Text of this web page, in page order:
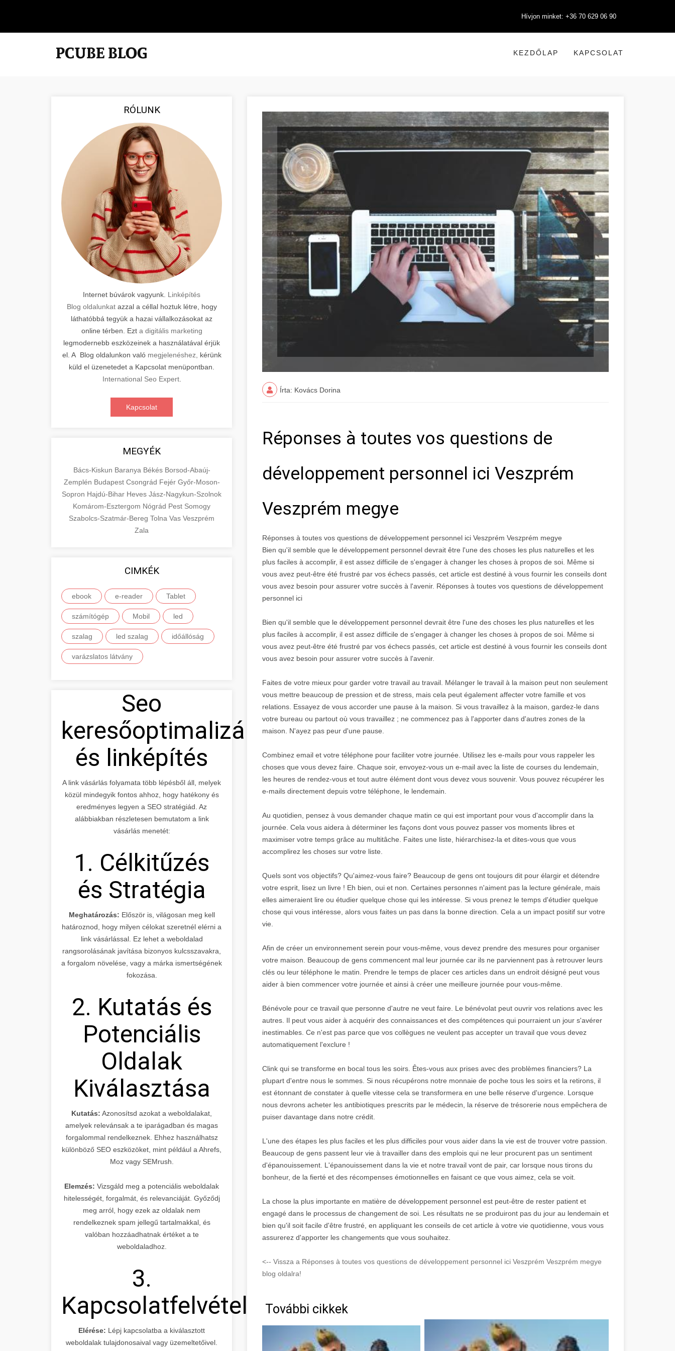
Hívjon minket: +36 70 629 06 90
KEZDŐLAP KAPCSOLAT
RÓLUNK
Internet búvárok vagyunk. Linképítés
Blog oldalunkatazzal a céllal hoztuk létre, hogy
láthatóbbá tegyük a hazai vállalkozásokat az
online térben. Ezt a digitális marketing
legmodernebb eszközeinek a használatával érjük
el. A Blog oldalunkon való megjelenéshez,
kérünk
küld el üzenetedet a Kapcsolat menüpontban.
International Seo Expert.
Kapcsolat
MEGYÉK
Bács-Kiskun Baranya Békés Borsod-Abaúj-
Zemplén Budapest Csongrád Fejér Győr-Moson-
Sopron Hajdú-Bihar Heves Jász-Nagykun-Szolnok
Komárom-Esztergom Nógrád Pest Somogy
Szabolcs-Szatmár-Bereg Tolna Vas Veszprém
Zala
CIMKÉK
ebook e-reader Tablet
számítógép Mobil led
szalag led szalag időállóság
varázslatos látvány
Seo
keresőoptimalizálás
és linképítés
A link vásárlás folyamata több lépésből áll, melyek
közül mindegyik fontos ahhoz, hogy hatékony és
eredményes legyen a SEO stratégiád. Az
alábbiakban részletesen bemutatom a link
vásárlás menetét:
1. Célkitűzés
és Stratégia
Meghatározás: Először is, világosan meg kell
határoznod, hogy milyen célokat szeretnél elérni a
link vásárlással. Ez lehet a weboldalad
rangsorolásának javítása bizonyos kulcsszavakra,
a forgalom növelése, vagy a márka ismertségének
fokozása.
2. Kutatás és
Potenciális
Oldalak
Kiválasztása
Kutatás: Azonosítsd azokat a weboldalakat,
amelyek relevánsak a te iparágadban és magas
forgalommal rendelkeznek. Ehhez használhatsz
különböző SEO eszközöket, mint például a Ahrefs,
Moz vagy SEMrush.
Elemzés: Vizsgáld meg a potenciális weboldalak
hitelességét, forgalmát, és relevanciáját. Győződj
meg arról, hogy ezek az oldalak nem
rendelkeznek spam jellegű tartalmakkal, és
valóban hozzáadhatnak értéket a te
weboldaladhoz.
3.
Kapcsolatfelvétel
Elérése: Lépj kapcsolatba a kiválasztott
weboldalak tulajdonosaival vagy üzemeltetőivel.
Írta: Kovács Dorina
Réponses à toutes vos questions de
développement personnel ici Veszprém
Veszprém megye
Réponses à toutes vos questions de développement personnel ici Veszprém Veszprém megye
Bien qu'il semble que le développement personnel devrait être l'une des choses les plus naturelles et les
plus faciles à accomplir, il est assez difficile de s'engager à changer les choses à propos de soi. Même si
vous avez peut-être été frustré par vos échecs passés, cet article est destiné à vous fournir les conseils dont
vous avez besoin pour assurer votre succès à l'avenir. Réponses à toutes vos questions de développement
personnel ici
Bien qu'il semble que le développement personnel devrait être l'une des choses les plus naturelles et les
plus faciles à accomplir, il est assez difficile de s'engager à changer les choses à propos de soi. Même si
vous avez peut-être été frustré par vos échecs passés, cet article est destiné à vous fournir les conseils dont
vous avez besoin pour assurer votre succès à l'avenir.
Faites de votre mieux pour garder votre travail au travail. Mélanger le travail à la maison peut non seulement
vous mettre beaucoup de pression et de stress, mais cela peut également affecter votre famille et vos
relations. Essayez de vous accorder une pause à la maison. Si vous travaillez à la maison, gardez-le dans
votre bureau ou partout où vous travaillez ; ne commencez pas à l'apporter dans d'autres zones de la
maison. N'ayez pas peur d'une pause.
Combinez email et votre téléphone pour faciliter votre journée. Utilisez les e-mails pour vous rappeler les
choses que vous devez faire. Chaque soir, envoyez-vous un e-mail avec la liste de courses du lendemain,
les heures de rendez-vous et tout autre élément dont vous devez vous souvenir. Vous pouvez récupérer les
e-mails directement depuis votre téléphone, le lendemain.
Au quotidien, pensez à vous demander chaque matin ce qui est important pour vous d'accomplir dans la
journée. Cela vous aidera à déterminer les façons dont vous pouvez passer vos moments libres et
maximiser votre temps grâce au multitâche. Faites une liste, hiérarchisez-la et dites-vous que vous
accomplirez les choses sur votre liste.
Quels sont vos objectifs? Qu'aimez-vous faire? Beaucoup de gens ont toujours dit pour élargir et détendre
votre esprit, lisez un livre ! Eh bien, oui et non. Certaines personnes n'aiment pas la lecture générale, mais
elles aimeraient lire ou étudier quelque chose qui les intéresse. Si vous prenez le temps d'étudier quelque
chose qui vous intéresse, alors vous faites un pas dans la bonne direction. Cela a un impact positif sur votre
vie.
Afin de créer un environnement serein pour vous-même, vous devez prendre des mesures pour organiser
votre maison. Beaucoup de gens commencent mal leur journée car ils ne parviennent pas à retrouver leurs
clés ou leur téléphone le matin. Prendre le temps de placer ces articles dans un endroit désigné peut vous
aider à bien commencer votre journée et ainsi à créer une meilleure journée pour vous-même.
Bénévole pour ce travail que personne d'autre ne veut faire. Le bénévolat peut ouvrir vos relations avec les
autres. Il peut vous aider à acquérir des connaissances et des compétences qui pourraient un jour s'avérer
inestimables. Ce n'est pas parce que vos collègues ne veulent pas accepter un travail que vous devez
automatiquement l'exclure !
Clink qui se transforme en bocal tous les soirs. Êtes-vous aux prises avec des problèmes financiers? La
plupart d'entre nous le sommes. Si nous récupérons notre monnaie de poche tous les soirs et la retirons, il
est étonnant de constater à quelle vitesse cela se transformera en une belle réserve d'urgence. Lorsque
nous devrons acheter les antibiotiques prescrits par le médecin, la réserve de trésorerie nous empêchera de
puiser davantage dans notre crédit.
L'une des étapes les plus faciles et les plus difficiles pour vous aider dans la vie est de trouver votre passion.
Beaucoup de gens passent leur vie à travailler dans des emplois qui ne leur procurent pas un sentiment
d'épanouissement. L'épanouissement dans la vie et notre travail vont de pair, car lorsque nous tirons du
bonheur, de la fierté et des récompenses émotionnelles en faisant ce que vous aimez, cela se voit.
La chose la plus importante en matière de développement personnel est peut-être de rester patient et
engagé dans le processus de changement de soi. Les résultats ne se produiront pas du jour au lendemain et
bien qu'il soit facile d'être frustré, en appliquant les conseils de cet article à votre vie quotidienne, vous vous
assurerez d'apporter les changements que vous souhaitez.
<-- Vissza a Réponses à toutes vos questions de développement personnel ici Veszprém Veszprém megye
blog oldalra!
További cikkek